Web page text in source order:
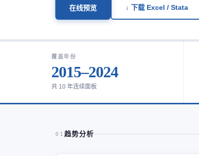
在线预览 ↓ 下载 Excel / Stata
覆盖年份
2015–2024
共 10 年连续面板
01 趋势分析